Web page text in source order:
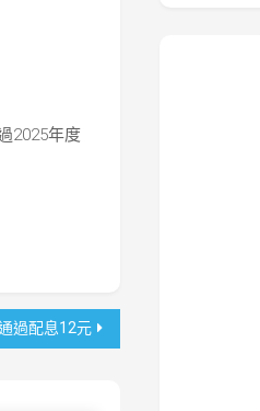
2025年度
過配息12元